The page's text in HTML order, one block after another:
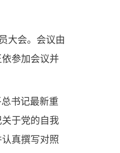
大会。会议由
参加会议并
书记最新重
于党的自我
真撰写对照